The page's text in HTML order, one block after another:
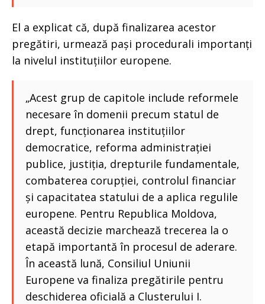
El a explicat că, după finalizarea acestor
pregătiri, urmează pași procedurali importanți
la nivelul instituțiilor europene.
„Acest grup de capitole include reformele
necesare în domenii precum statul de
drept, funcționarea instituțiilor
democratice, reforma administrației
publice, justiția, drepturile fundamentale,
combaterea corupției, controlul financiar
și capacitatea statului de a aplica regulile
europene. Pentru Republica Moldova,
această decizie marchează trecerea la o
etapă importantă în procesul de aderare.
În această lună, Consiliul Uniunii
Europene va finaliza pregătirile pentru
deschiderea oficială a Clusterului I.